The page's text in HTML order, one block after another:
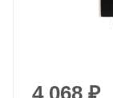
4 068 ₽